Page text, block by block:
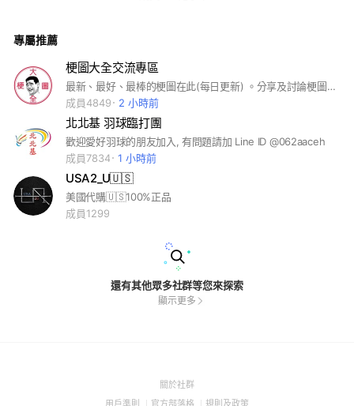
專屬推薦
梗圖大全交流專區
最新、最好、最棒的梗圖在此(每日更新) 。分享及討論梗圖交流！ 輕鬆歡樂一下！
成員4849
2 小時前
北北基 羽球臨打團
歡迎愛好羽球的朋友加入, 有問題請加 Line ID @062aaceh
成員7834
1 小時前
USA2_U🇺🇸
美國代購🇺🇸100%正品
成員1299
還有其他眾多社群等您來探索
顯示更多
關於社群(Open
用戶準則 (Open
官方部落格 (Open
規則及政策(Open